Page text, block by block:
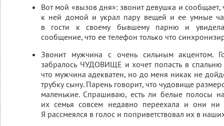
Вот мой «вызов дня»: звонит девушка и сообщает,
к ней домой и украл пару вещей и ее умные
в гости к своему бывшему парню и
сообщение, что ее телефон только что
Звонит мужчина с очень сильным акцентом.
забралось ЧУДОВИЩЕ и хочет попасть в
что мужчина адекватен, но до меня никак не
трубку сыну. Парень говорит, что чудовище
маленькие. Спрашиваю, есть ли белые полосы на
их семья совсем недавно переехала и они ни
Я рассмеялся в голос и поприветствовал их в